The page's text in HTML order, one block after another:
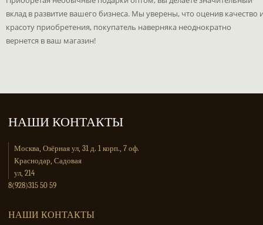
вклад в развитие вашего бизнеса. Мы уверены, что оценив качество
красоту приобретения, покупатель наверняка неоднократно
вернется в ваш магазин!
НАШИ КОНТАКТЫ
Москва, Озёрная ул, 31 д. 1 корп., 7 оф.
Краснодар, Садовая
ул, 214
8(928)315 50 59
НАШИ КОНТАКТЫ